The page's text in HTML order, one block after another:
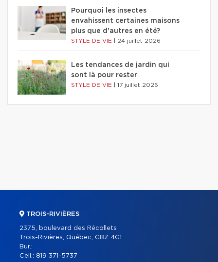
Pourquoi les insectes
envahissent certaines maisons
plus que d'autres en été?
STYLE DE VIE 24 juillet 2026
Les tendances de jardin qui
sont là pour rester
STYLE DE VIE 17 juillet 2026
TROIS-RIVIÈRES
2375, boulevard des Récollets
Trois-Rivières, Québec, G8Z 4G1
Bur.:
Cell.: 819 371-5737